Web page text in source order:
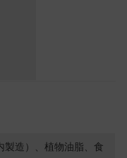
製造）、植物油脂、食